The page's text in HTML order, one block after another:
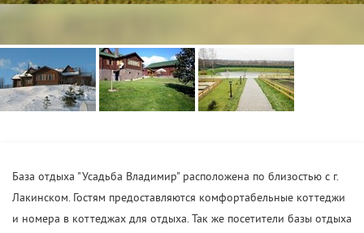
База отдыха "Усадьба Владимир" расположена по близостью с г.
Лакинском. Гостям предоставляются комфортабельные коттеджи
и номера в коттеджах для отдыха. Так же посетители базы отдыха